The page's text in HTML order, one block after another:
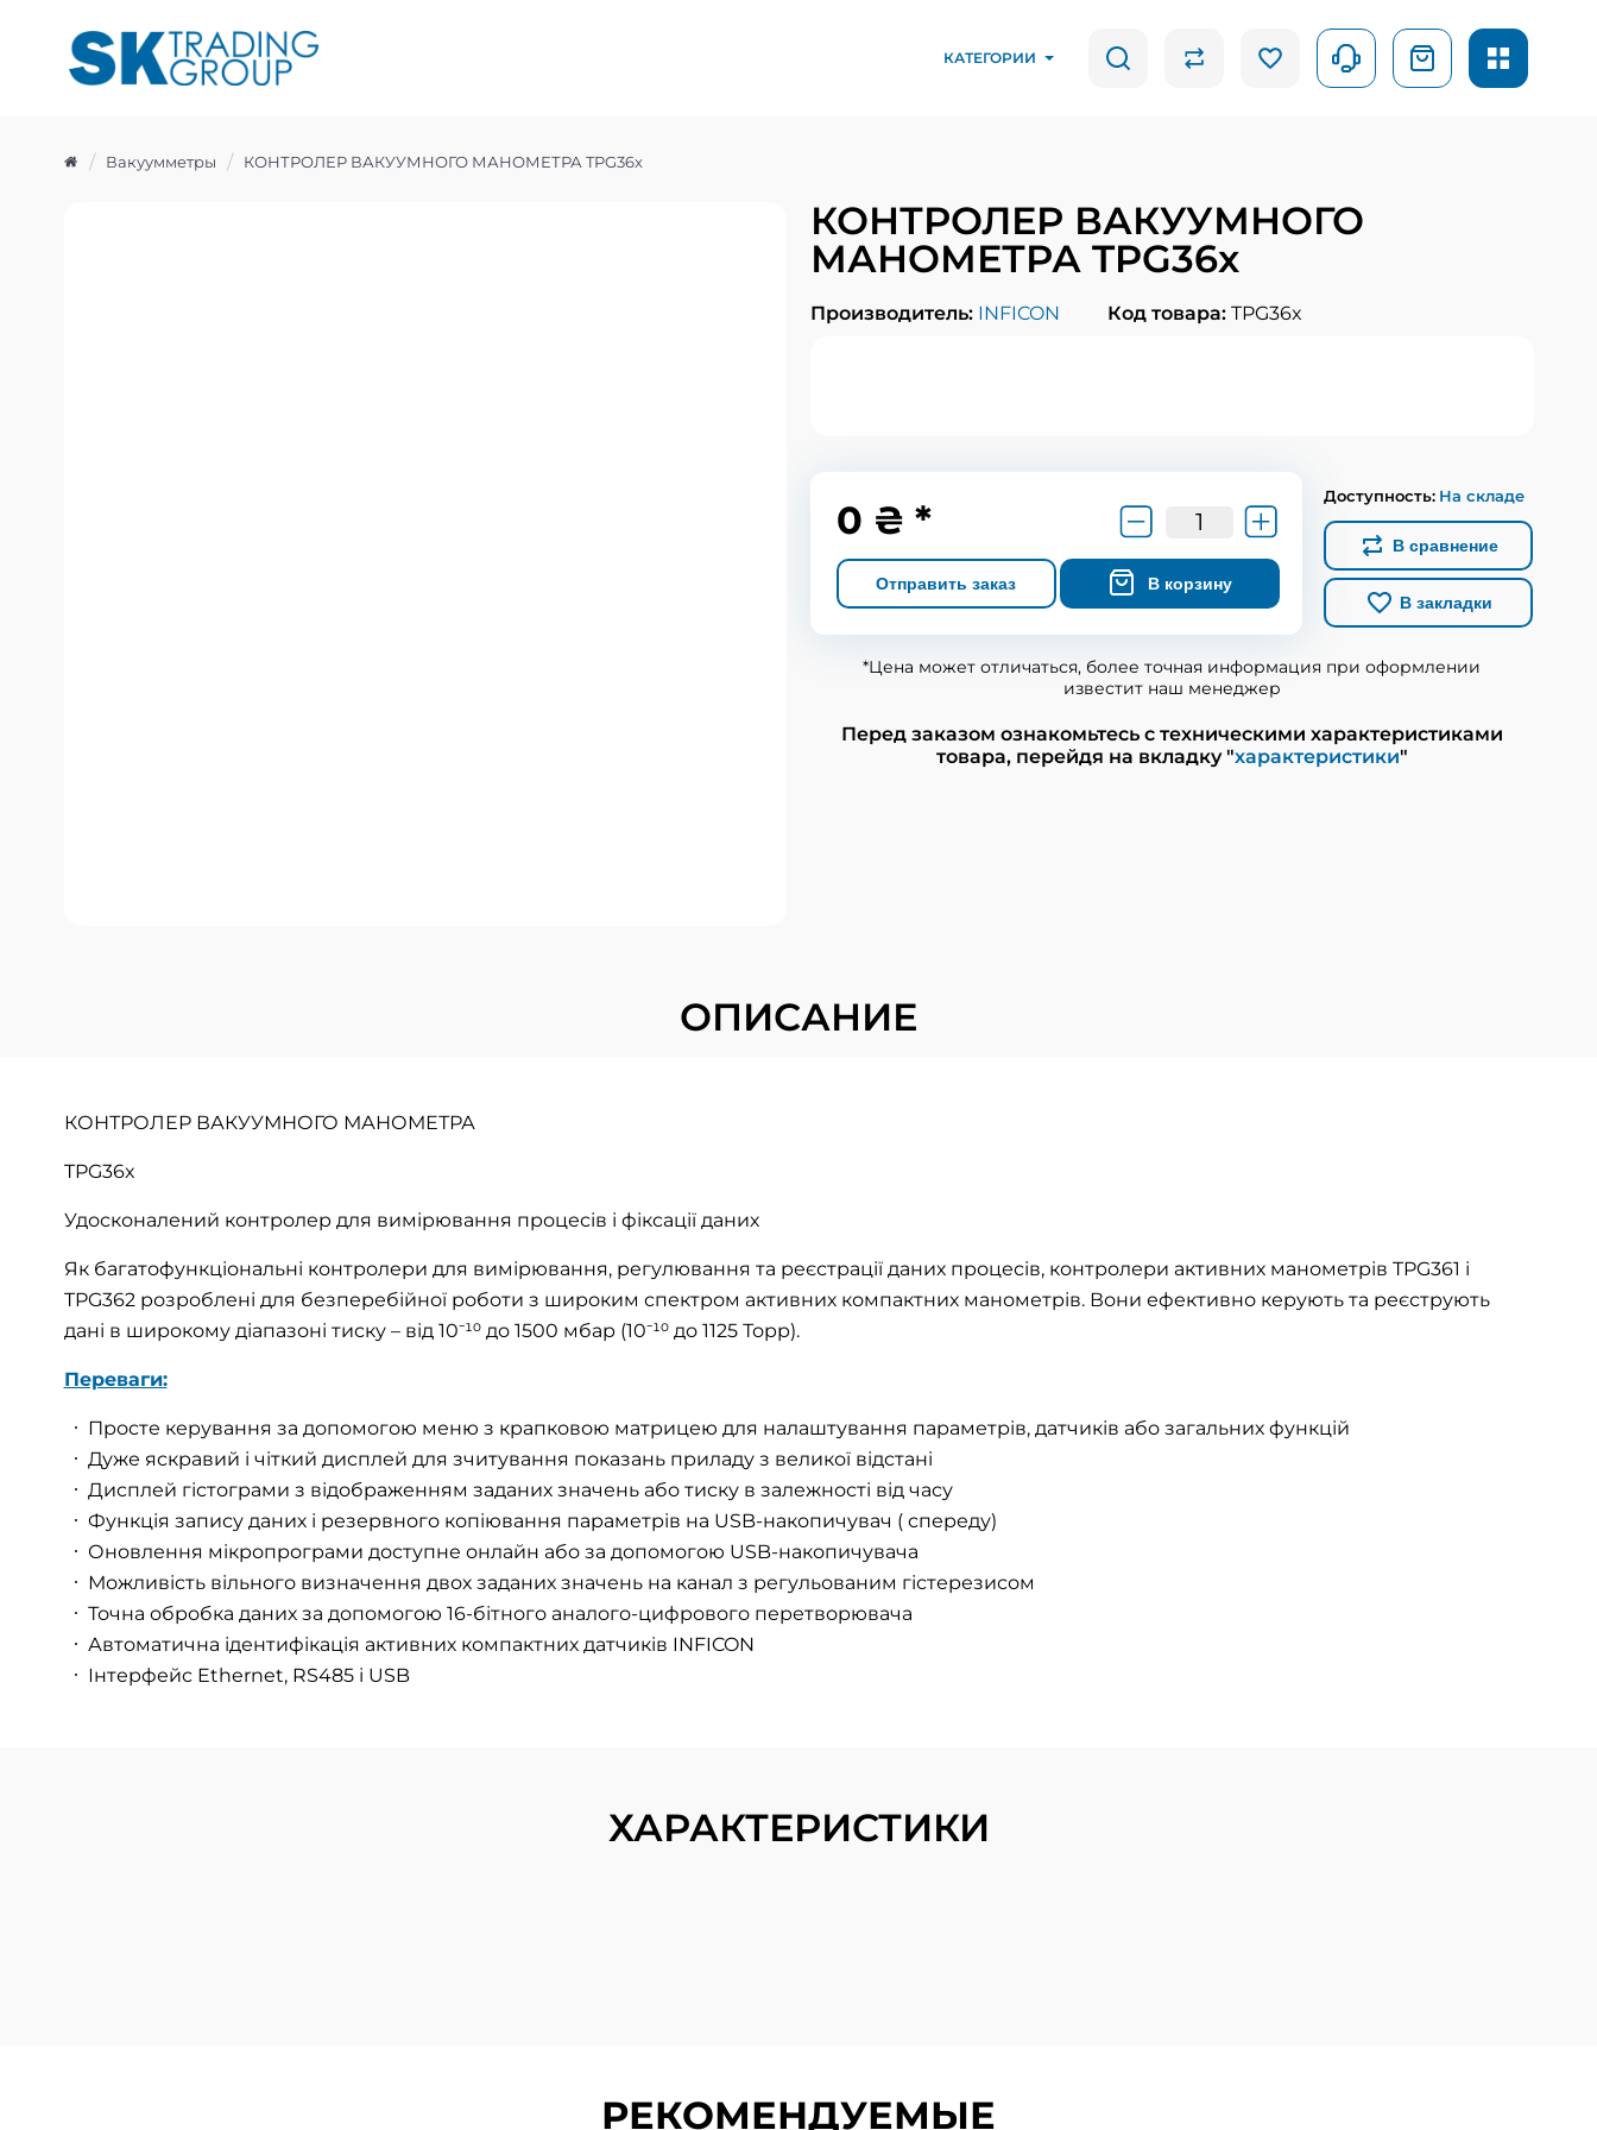
КАТЕГОРИИ
Вакуумметры КОНТРОЛЕР ВАКУУМНОГО МАНОМЕТРА TPG36x
КОНТРОЛЕР ВАКУУМНОГО
МАНОМЕТРА TPG36x
Производитель: INFICON Код товара: TPG36x
0 ₴ *
Отправить заказ В корзину
Доступность: На складе
В сравнение
В закладки
*Цена может отличаться, более точная информация при оформлении
известит наш менеджер
Перед заказом ознакомьтесь с техническими характеристиками
товара, перейдя на вкладку "характеристики"
ОПИСАНИЕ
КОНТРОЛЕР ВАКУУМНОГО МАНОМЕТРА
TPG36x
Удосконалений контролер для вимірювання процесів і фіксації даних
Як багатофункціональні контролери для вимірювання, регулювання та реєстрації даних процесів, контролери активних манометрів TPG361 і
TPG362 розроблені для безперебійної роботи з широким спектром активних компактних манометрів. Вони ефективно керують та реєструють
дані в широкому діапазоні тиску – від 10⁻¹⁰ до 1500 мбар (10⁻¹⁰ до 1125 Торр).
Переваги:
Просте керування за допомогою меню з крапковою матрицею для налаштування параметрів, датчиків або загальних функцій
Дуже яскравий і чіткий дисплей для зчитування показань приладу з великої відстані
Дисплей гістограми з відображенням заданих значень або тиску в залежності від часу
Функція запису даних і резервного копіювання параметрів на USB-накопичувач ( спереду)
Оновлення мікропрограми доступне онлайн або за допомогою USB-накопичувача
Можливість вільного визначення двох заданих значень на канал з регульованим гістерезисом
Точна обробка даних за допомогою 16-бітного аналого-цифрового перетворювача
Автоматична ідентифікація активних компактних датчиків INFICON
Інтерфейс Ethernet, RS485 і USB
ХАРАКТЕРИСТИКИ
РЕКОМЕНДУЕМЫЕ